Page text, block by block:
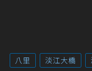
八里 淡江大橋